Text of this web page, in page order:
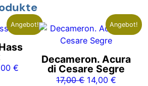
Angebot!
€Aktueller
Angebot!
Decameron. Acura
di Cesare Segre
17,00€ Ursprünglicher
14,00€